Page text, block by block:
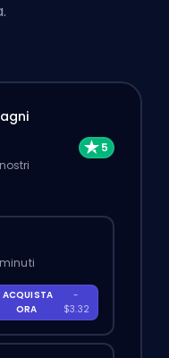
ACQUISTA
ORA
-
$3.32